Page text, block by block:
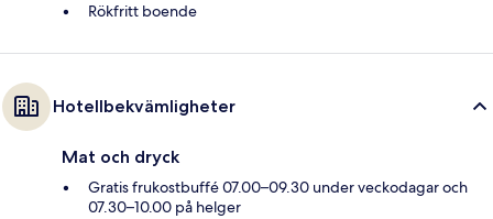
Rökfritt boende
Hotellbekvämligheter
Mat och dryck
Gratis frukostbuffé 07.00–09.30 under veckodagar och
07.30–10.00 på helger